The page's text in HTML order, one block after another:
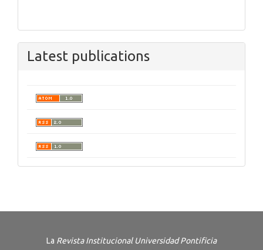
Latest publications
La Revista Institucional Universidad Pontificia